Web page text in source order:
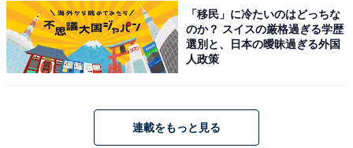
正しく設定してもAirDropが使えない……どうす
「移民」に冷たいのはどっちな
のか？ スイスの厳格過ぎる学歴
選別と、日本の曖昧過ぎる外国
人政策
連載をもっと見る